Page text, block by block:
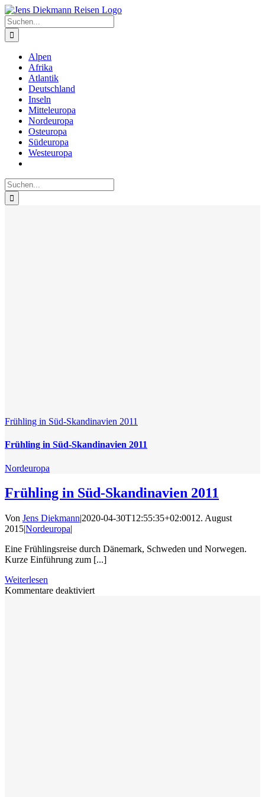
Zum
Inhalt
springen
Suche
nach:
Alpen
Afrika
Atlantik
Deutschland
Inseln
Mitteleuropa
Nordeuropa
Osteuropa
Südeuropa
Westeuropa
Suche
nach:
Frühling in Süd-Skandinavien 2011
Frühling in Süd-Skandinavien 2011
Nordeuropa
Frühling in Süd-Skandinavien 2011
Von Jens Diekmann|2020-04-30T12:55:35+02:0012. August
2015|Nordeuropa|
Eine Frühlingsreise durch Dänemark, Schweden und Norwegen.
Kurze Einführung zum [...]
Weiterlesen
Kommentare deaktiviertfür